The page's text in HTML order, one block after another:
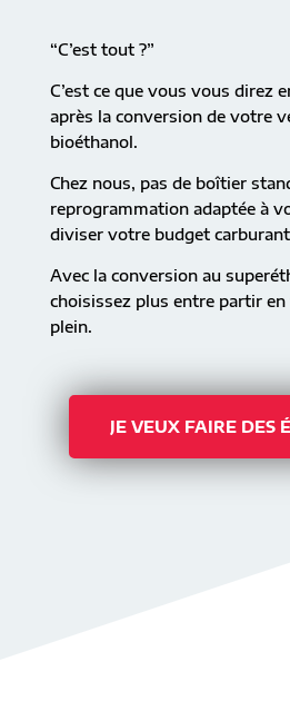
“C’est tout ?”
C’est ce que vous vous direz
après la conversion de votre
bioéthanol.
Chez nous, pas de boîtier
reprogrammation adaptée à
diviser votre budget
Avec la conversion au
choisissez plus entre partir en
plein.
JE VEUX FAIRE DES